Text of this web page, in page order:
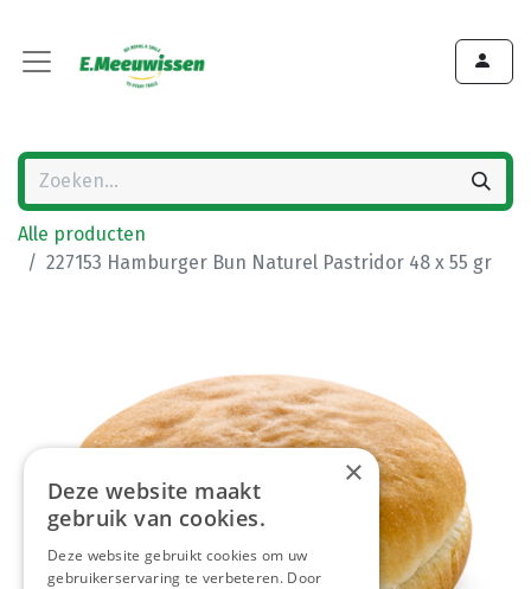
Alle producten
227153 Hamburger Bun Naturel Pastridor 48 x 55 gr
×
Deze website maakt
gebruik van cookies.
Deze website gebruikt cookies om uw
gebruikerservaring te verbeteren. Door